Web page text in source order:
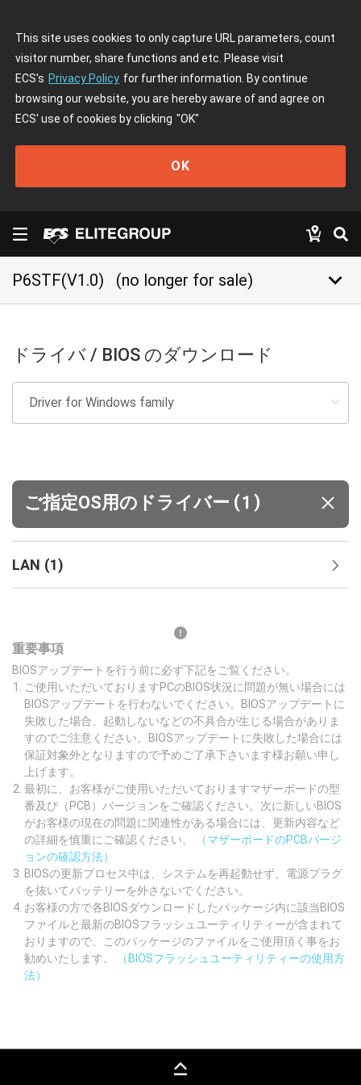
This site uses cookies to only capture URL parameters, count
visitor number, share functions and etc. Please visit
ECS's Privacy Policy for further information. By continue
browsing our website, you are hereby aware of and agree on
ECS' use of cookies by clicking "OK"
OK
P6STF(V1.0) (no longer for sale) keyboard_arrow_down
ドライバ / BIOS のダウンロード
ご指定OS用のドライバー (1 )
LAN (1)
重要事項
BIOSアップデートを行う前に必ず下記をご覧ください。
ご使用いただいておりますPCのBIOS状況に問題が無い場合には
BIOSアップデートを行わないでください。BIOSアップデートに
失敗した場合、起動しないなどの不具合が生じる場合がありま
すのでご注意ください。BIOSアップデートに失敗した場合には
保証対象外となりますので予めご了承下さいます様お願い申し
上げます。
最初に、お客様がご使用いただいておりますマザーボードの型
番及び（PCB）バージョンをご確認ください。次に新しいBIOS
がお客様の現在の問題に関連性がある場合には、更新内容など
の詳細を慎重にご確認ください。
（マザーボードのPCBバージ
ョンの確認方法）
BIOSの更新プロセス中は、システムを再起動せず、電源プラグ
を抜いてバッテリーを外さないでください。
お客様の方で各BIOSダウンロードしたパッケージ内に該当BIOS
ファイルと最新のBIOSフラッシュユーティリティーが含まれて
おりますので、このパッケージのファイルをご使用頂く事をお
勧めいたします。
（BIOSフラッシュユーティリティーの使用方
法）
keyboard_capslock